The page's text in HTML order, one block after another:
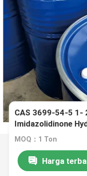
CAS 3699-54-5 1-
Imidazolidinone
MOQ：1 Ton
Harga